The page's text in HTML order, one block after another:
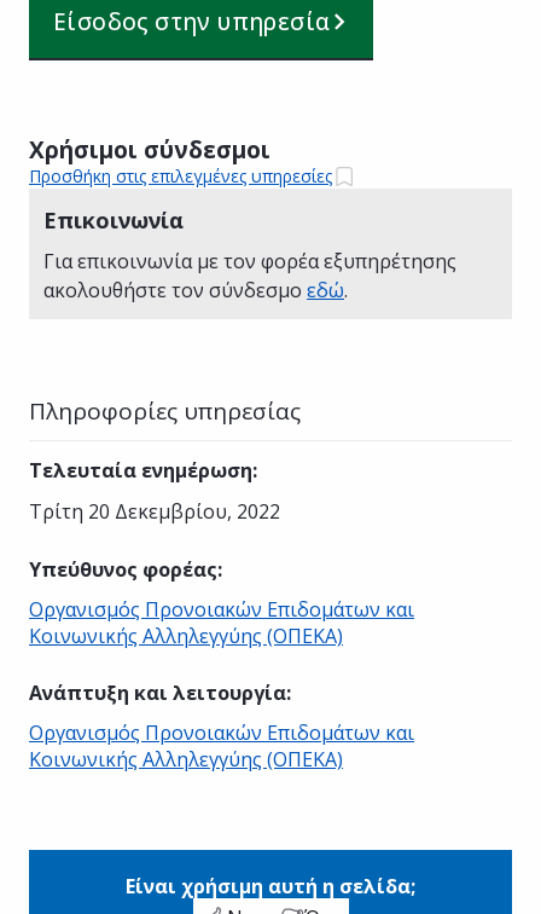
Είσοδος στην υπηρεσία
Χρήσιμοι σύνδεσμοι
Προσθήκη στις επιλεγμένες υπηρεσίες
Επικοινωνία
Για επικοινωνία με τον φορέα εξυπηρέτησης
ακολουθήστε τον σύνδεσμο εδώ.
Πληροφορίες υπηρεσίας
Τελευταία ενημέρωση:
Τρίτη 20 Δεκεμβρίου, 2022
Υπεύθυνος φορέας:
Οργανισμός Προνοιακών Επιδομάτων και
Κοινωνικής Αλληλεγγύης (ΟΠΕΚΑ)
Ανάπτυξη και λειτουργία:
Οργανισμός Προνοιακών Επιδομάτων και
Κοινωνικής Αλληλεγγύης (ΟΠΕΚΑ)
Είναι χρήσιμη αυτή η σελίδα;